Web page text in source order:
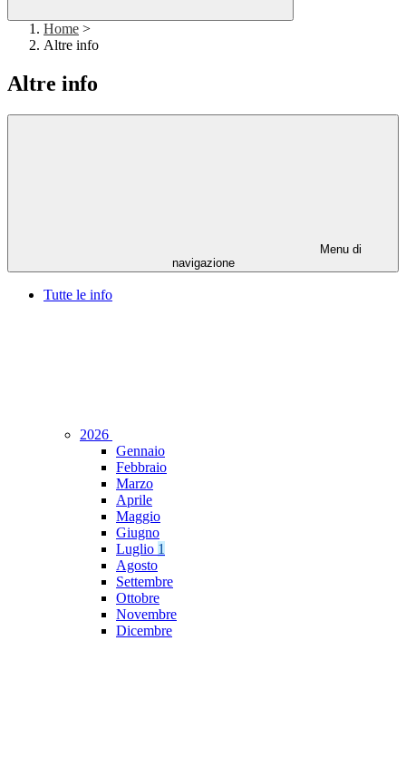
Home >
Altre info
Altre info
Menu di
navigazione
Tutte le info
2026
Gennaio
Febbraio
Marzo
Aprile
Maggio
Giugno
Luglio 1
Agosto
Settembre
Ottobre
Novembre
Dicembre